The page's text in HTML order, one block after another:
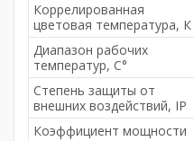
Коррелированная
цветовая температура, К
Диапазон рабочих
температур, С°
Степень защиты от
внешних воздействий, IP
Коэффициент мощности